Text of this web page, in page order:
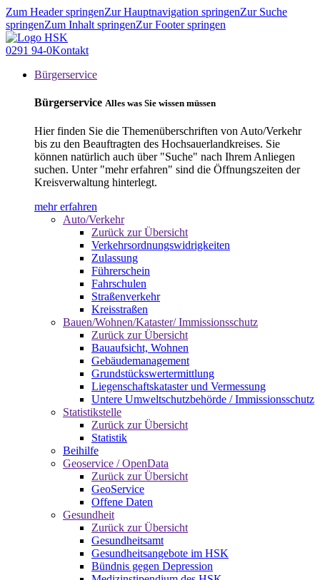
Zum Header springenZur Hauptnavigation springenZur Suche
springenZum Inhalt springenZur Footer springen
0291 94-0Kontakt
Bürgerservice
Bürgerservice Alles was Sie wissen müssen
Hier finden Sie die Themenüberschriften von Auto/Verkehr
bis zu den Beauftragten des Hochsauerlandkreises. Sie
können natürlich auch über "Suche" nach Ihrem Anliegen
suchen. Unter "mehr erfahren" sind die Öffnungszeiten der
Kreisverwaltung hinterlegt.
mehr erfahren
Auto/Verkehr
Zurück zur Übersicht
Verkehrsordnungswidrigkeiten
Zulassung
Führerschein
Fahrschulen
Straßenverkehr
Kreisstraßen
Bauen/Wohnen/Kataster/ Immissionsschutz
Zurück zur Übersicht
Bauaufsicht, Wohnen
Gebäudemanagement
Grundstückswertermittlung
Liegenschaftskataster und Vermessung
Untere Umweltschutzbehörde / Immissionsschutz
Statistikstelle
Zurück zur Übersicht
Statistik
Beihilfe
Geoservice / OpenData
Zurück zur Übersicht
GeoService
Offene Daten
Gesundheit
Zurück zur Übersicht
Gesundheitsamt
Gesundheitsangebote im HSK
Bündnis gegen Depression